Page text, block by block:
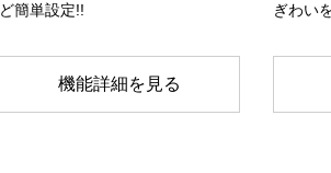
ど簡単設定!!
機能詳細を見る
ぎわい